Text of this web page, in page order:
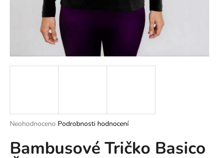
Průměrné
produktu
je
Neohodnoceno Podrobnosti hodnocení
Bambusové Tričko Basico
?
HLEDAT
D